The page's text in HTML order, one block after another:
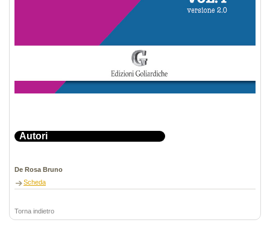
Autori
De Rosa Bruno
Scheda
Torna indietro